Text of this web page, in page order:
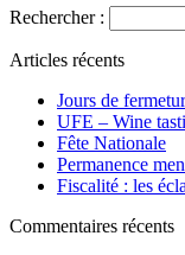
Rechercher :
Articles récents
Jours de
UFE – Wine
Fête Nationale
Permanence
Fiscalité : les
Commentaires récents